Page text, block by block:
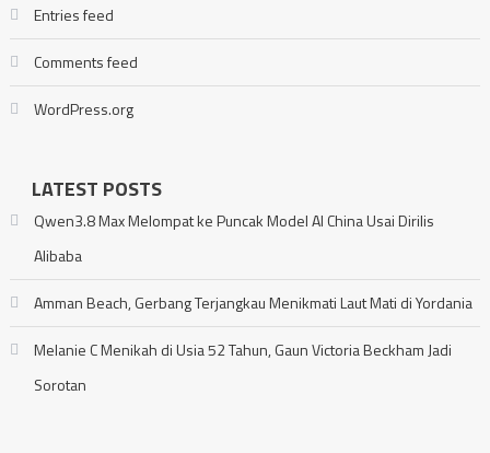
Entries feed
Comments feed
WordPress.org
LATEST POSTS
Qwen3.8 Max Melompat ke Puncak Model AI China Usai Dirilis
Alibaba
Amman Beach, Gerbang Terjangkau Menikmati Laut Mati di Yordania
Melanie C Menikah di Usia 52 Tahun, Gaun Victoria Beckham Jadi
Sorotan